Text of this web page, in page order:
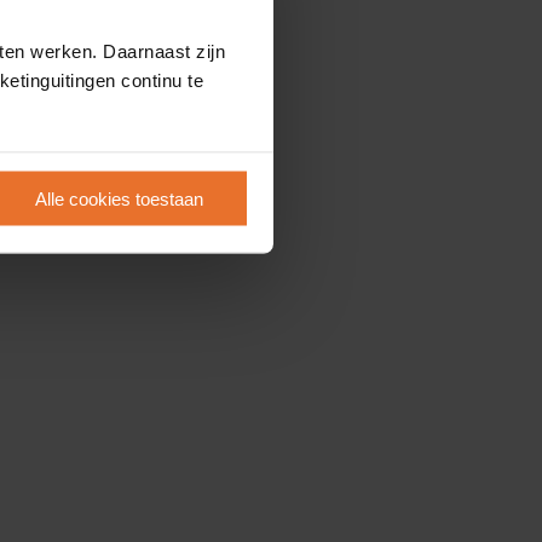
werken. Daarnaast zijn
continu te
Alle cookies toestaan